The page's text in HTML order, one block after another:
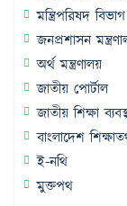
মন্ত্রিপরিষদ বিভাগ
জনপ্রশাসন
অর্থ মন্ত্রণালয়
জাতীয় পোর্টাল
জাতীয় শিক্ষা
বাংলাদেশ
ই-নথি
মুক্তপথ